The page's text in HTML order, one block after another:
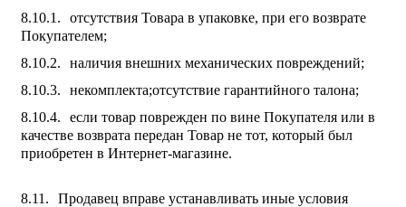
отсутствия Товара в упаковке, при его возврате
Покупателем;
наличия внешних механических повреждений;
некомплекта;отсутствие гарантийного талона;
если товар поврежден по вине Покупателя или в
качестве возврата передан Товар не тот, который был
приобретен в Интернет-магазине.
Продавец вправе устанавливать иные условия